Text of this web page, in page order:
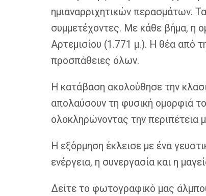
ημιαναρριχητικών περασμάτων.
συμμετέχοντες. Με κάθε βήμα, η
Αρτεμισίου (1.771 μ.). Η θέα από
προσπάθειες όλων.
Η κατάβαση ακολούθησε την
απολαύσουν τη φυσική ομορφιά
ολοκληρώνοντας την περιπέτεια
Η εξόρμηση έκλεισε με ένα
ενέργεια, η συνεργασία και η
Δείτε το φωτογραφικό μας